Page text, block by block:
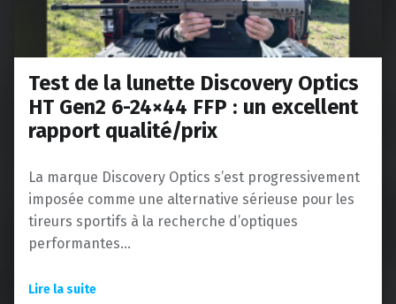
Test de la lunette Discovery Optics
HT Gen2 6-24×44 FFP : un excellent
rapport qualité/prix
La marque Discovery Optics s’est progressivement
imposée comme une alternative sérieuse pour les
tireurs sportifs à la recherche d’optiques
performantes…